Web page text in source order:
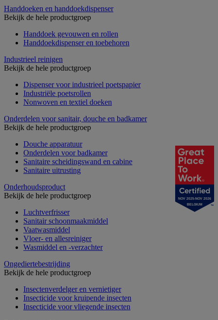
Handdoeken en handdoekdispenser
Bekijk de hele productgroep
Handdoek gevouwen en rollen
Handdoekdispenser en toebehoren
Industrieel reinigen
Bekijk de hele productgroep
Dispenser voor industrieel poetspapier
Industriële poetsrollen
Nonwoven en textiel doeken
Onderdelen voor sanitair, douche en badkamer
Bekijk de hele productgroep
Douche apparatuur
Onderdelen voor badkamer
Sanitaire scheidingswand en cabine
Sanitaire uitrusting
Onderhoudsproduct
Bekijk de hele productgroep
Luchtverfrisser
Sanitair schoonmaakmiddel
Vaatwasmiddel
Vloer- en allesreiniger
Wasmiddel en -verzachter
Ongediertebestrijding
Bekijk de hele productgroep
Insectenverdelger en vernietiger
Insecticide voor kruipende insecten
Insecticide voor vliegende insecten
NOV 2025-NOV 2026
BELGIUM